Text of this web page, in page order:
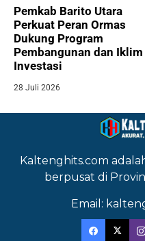
Pemkab Barito Utara
Perkuat Peran Ormas
Dukung Program
Pembangunan dan Iklim
Investasi
28 Juli 2026
Kaltenghits.com
berpusat di
Email: